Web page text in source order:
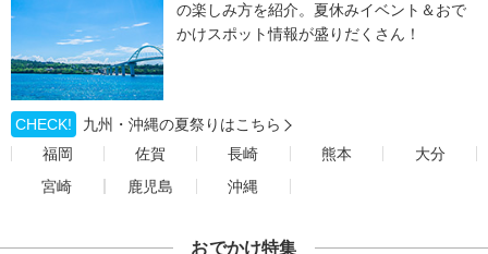
の楽しみ方を紹介。夏休みイベント＆おで
かけスポット情報が盛りだくさん！
CHECK!
九州・沖縄の夏祭りはこちら
福岡
佐賀 長崎 熊本
大分
宮崎
鹿児島 沖縄
おでかけ特集